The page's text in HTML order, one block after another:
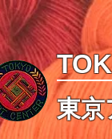
東京